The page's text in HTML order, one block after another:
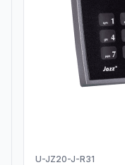
U-JZ20-J-R31